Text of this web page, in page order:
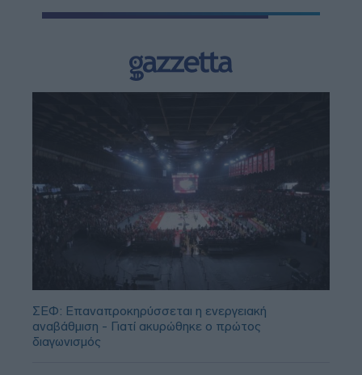
ΣΕΦ: Επαναπροκηρύσσεται η ενεργειακή
αναβάθμιση - Γιατί ακυρώθηκε ο πρώτος
διαγωνισμός